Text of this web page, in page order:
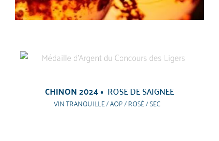
CHINON 2024 ROSE DE SAIGNEE
VIN TRANQUILLE / AOP / ROSÉ / SEC